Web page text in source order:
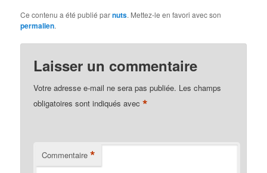
Ce contenu a été publié parnuts. Mettez-le en favori avec son
permalien.
Laisser un commentaire
Votre adresse e-mail ne sera pas publiée. Les champs
obligatoires sont indiqués avec*
Commentaire *